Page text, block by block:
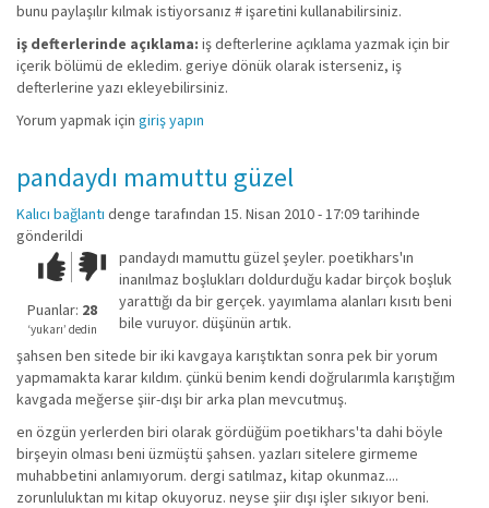
bunu paylaşılır kılmak istiyorsanız # işaretini kullanabilirsiniz.
iş defterlerinde açıklama: iş defterlerine açıklama yazmak için bir
içerik bölümü de ekledim. geriye dönük olarak isterseniz, iş
defterlerine yazı ekleyebilirsiniz.
Yorum yapmak için giriş yapın
pandaydı mamuttu güzel
Kalıcı bağlantı denge tarafından 15. Nisan 2010 - 17:09 tarihinde
gönderildi
Çok iyi!O
kadar
iyi
değil!
Puanlar: 28
‘yukarı’ dedin
pandaydı mamuttu güzel şeyler. poetikhars'ın
inanılmaz boşlukları doldurduğu kadar birçok boşluk
yarattığı da bir gerçek. yayımlama alanları kısıtı beni
bile vuruyor. düşünün artık.
şahsen ben sitede bir iki kavgaya karıştıktan sonra pek bir yorum
yapmamakta karar kıldım. çünkü benim kendi doğrularımla karıştığım
kavgada meğerse şiir-dışı bir arka plan mevcutmuş.
en özgün yerlerden biri olarak gördüğüm poetikhars'ta dahi böyle
birşeyin olması beni üzmüştü şahsen. yazları sitelere girmeme
muhabbetini anlamıyorum. dergi satılmaz, kitap okunmaz....
zorunluluktan mı kitap okuyoruz. neyse şiir dışı işler sıkıyor beni.